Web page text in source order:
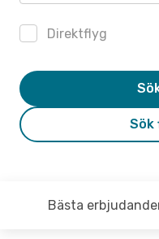
Direktflyg
Sök
Bästa